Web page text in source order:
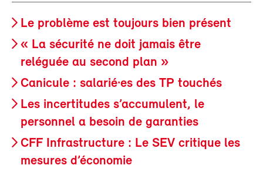
Le problème est toujours bien présent
« La sécurité ne doit jamais être
reléguée au second plan »
Canicule : salarié·es des TP touchés
Les incertitudes s’accumulent, le
personnel a besoin de garanties
CFF Infrastructure : Le SEV critique les
mesures d’économie